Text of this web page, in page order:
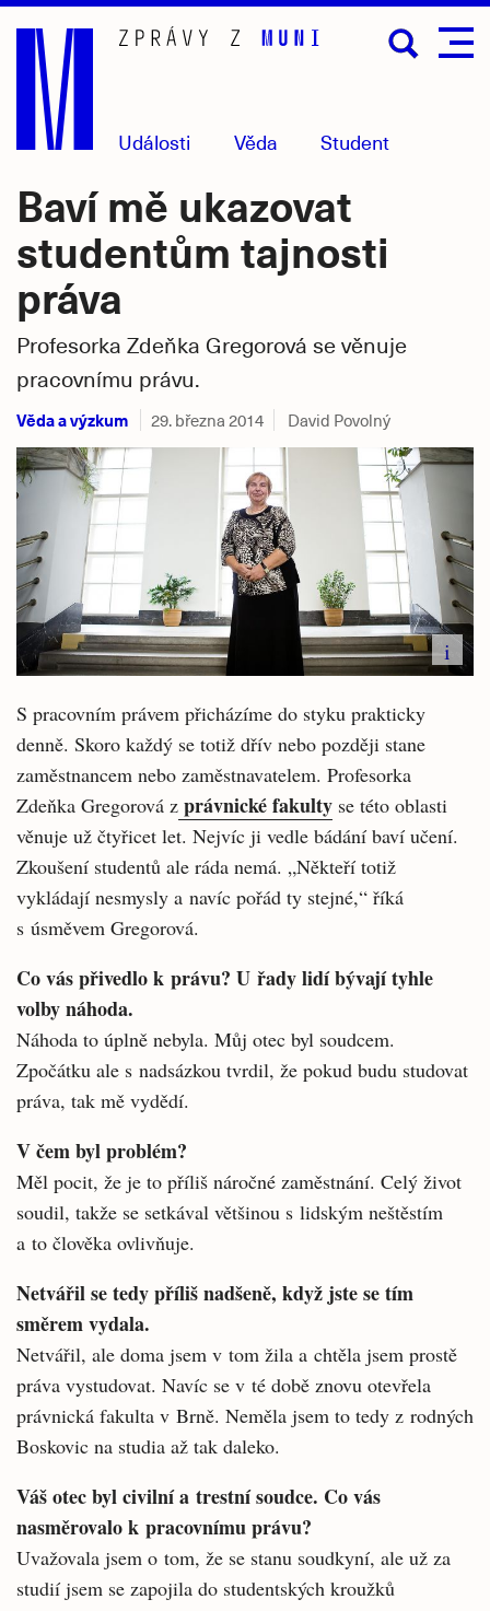
Přejít
hlavní
obsah
Události Věda Student
Baví mě ukazovat
studentům tajnosti
práva
Profesorka Zdeňka Gregorová se věnuje
pracovnímu právu.
Věda a výzkum 29. března 2014 David Povolný
i
S pracovním právem přicházíme do styku prakticky
denně. Skoro každý se totiž dřív nebo později stane
zaměstnancem nebo zaměstnavatelem. Profesorka
Zdeňka Gregorová z právnické fakulty se této oblasti
věnuje už čtyřicet let. Nejvíc ji vedle bádání baví učení.
Zkoušení studentů ale ráda nemá. „Někteří totiž
vykládají nesmysly a navíc pořád ty stejné,“ říká
s úsměvem Gregorová.
Co vás přivedlo k právu? U řady lidí bývají tyhle
volby náhoda.
Náhoda to úplně nebyla. Můj otec byl soud­cem.
Zpočátku ale s nadsázkou tvrdil, že pokud budu studovat
práva, tak mě vydědí.
V čem byl problém?
Měl pocit, že je to příliš náročné zaměstná­ní. Celý život
soudil, takže se setkával většinou s lidským neštěstím
a to člověka ovlivňuje.
Netvářil se tedy příliš nadšeně, když jste se tím
směrem vydala.
Netvářil, ale doma jsem v tom žila a chtě­la jsem prostě
práva vystudovat. Navíc se v té době znovu otevřela
právnická fakulta v Brně. Neměla jsem to tedy z rodných
Boskovic na stu­dia až tak daleko.
Váš otec byl civilní a trestní soudce. Co vás
nasměrovalo k pracovnímu právu?
Uvažovala jsem o tom, že se stanu soudkyní, ale už za
studií jsem se zapojila do studentských kroužků